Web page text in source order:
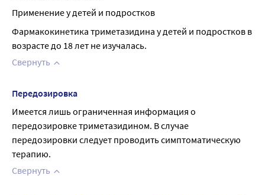
Применение у детей и подростков
Фармакокинетика триметазидина у детей и подростков в
возрасте до 18 лет не изучалась.
Свернуть
Передозировка
Имеется лишь ограниченная информация о
передозировке триметазидином. В случае
передозировки следует проводить симптоматическую
терапию.
Свернуть